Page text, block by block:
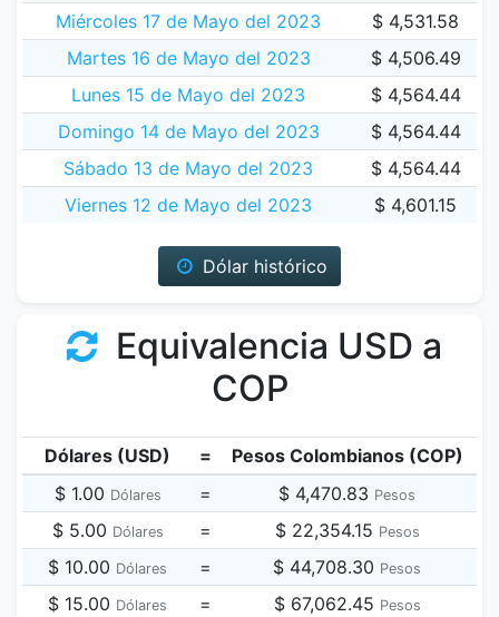
Miércoles 17 de Mayo del 2023
$ 4,531.58
Martes 16 de Mayo del 2023
$ 4,506.49
Lunes 15 de Mayo del 2023
$ 4,564.44
Domingo 14 de Mayo del 2023
$ 4,564.44
Sábado 13 de Mayo del 2023
$ 4,564.44
Viernes 12 de Mayo del 2023
$ 4,601.15
Dólar histórico
Equivalencia USD a
COP
Dólares (USD) =
Pesos Colombianos (COP)
$ 1.00 Dólares = $ 4,470.83 Pesos
$ 5.00 Dólares = $ 22,354.15 Pesos
$ 10.00 Dólares = $ 44,708.30 Pesos
$ 15.00 Dólares = $ 67,062.45 Pesos